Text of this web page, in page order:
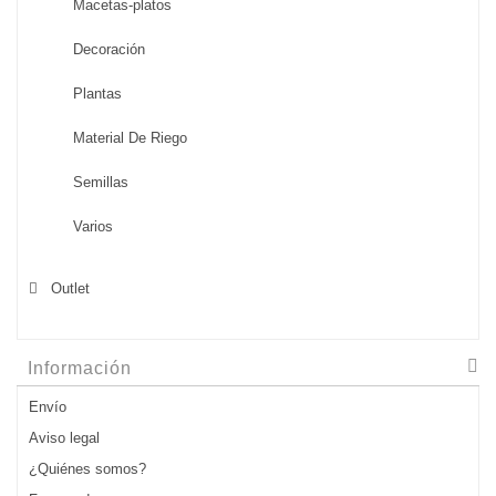
Macetas-platos
Decoración
Plantas
Material De Riego
Semillas
Varios
Outlet
Información
Envío
Aviso legal
¿Quiénes somos?